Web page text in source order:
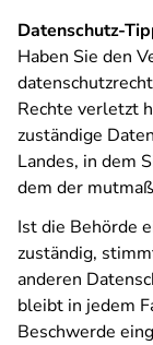
Datenschutz-
Haben Sie den
Rechte verletzt
zuständige
Landes, in dem
dem der
Ist die Behörde
zuständig,
anderen
bleibt in jedem
Beschwerde